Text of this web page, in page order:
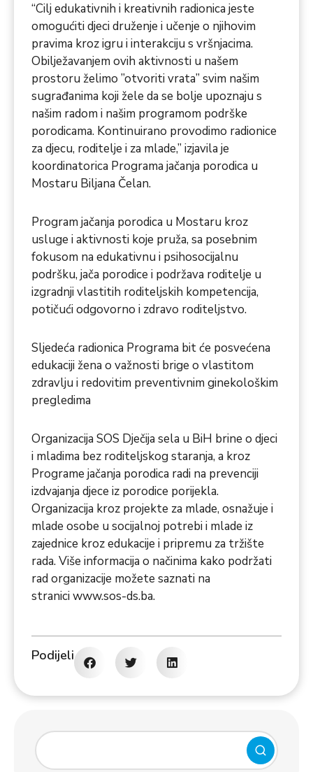
“Cilj edukativnih i kreativnih radionica jeste
omogućiti djeci druženje i učenje o njihovim
pravima kroz igru i interakciju s vršnjacima.
Obilježavanjem ovih aktivnosti u našem
prostoru želimo ”otvoriti vrata” svim našim
sugrađanima koji žele da se bolje upoznaju s
našim radom i našim programom podrške
porodicama. Kontinuirano provodimo radionice
za djecu, roditelje i za mlade,” izjavila je
koordinatorica Programa jačanja porodica u
Mostaru Biljana Čelan.
Program jačanja porodica u Mostaru kroz
usluge i aktivnosti koje pruža, sa posebnim
fokusom na edukativnu i psihosocijalnu
podršku, jača porodice i podržava roditelje u
izgradnji vlastitih roditeljskih kompetencija,
potičući odgovorno i zdravo roditeljstvo.
Sljedeća radionica Programa bit će posvećena
edukaciji žena o važnosti brige o vlastitom
zdravlju i redovitim preventivnim ginekološkim
pregledima
Organizacija SOS Dječija sela u BiH brine o djeci
i mladima bez roditeljskog staranja, a kroz
Programe jačanja porodica radi na prevenciji
izdvajanja djece iz porodice porijekla.
Organizacija kroz projekte za mlade, osnažuje i
mlade osobe u socijalnoj potrebi i mlade iz
zajednice kroz edukacije i pripremu za tržište
rada. Više informacija o načinima kako podržati
rad organizacije možete saznati na
straniciwww.sos-ds.ba.
Podijeli